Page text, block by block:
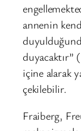
annenin
duyacaktır”
içine alarak
çekilebilir.
Fraiberg,